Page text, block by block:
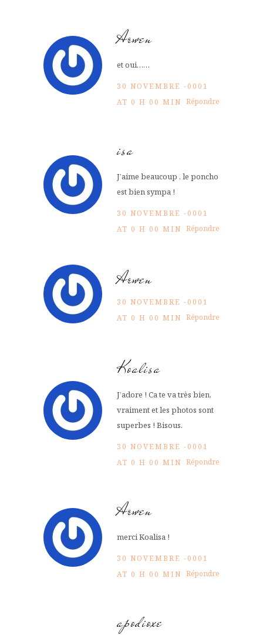
Arwen
et oui……
30 NOVEMBRE -0001
AT 0 H 00 MIN Répondre
isa
J’aime beaucoup , le poncho
est bien sympa !
30 NOVEMBRE -0001
AT 0 H 00 MIN Répondre
Arwen
30 NOVEMBRE -0001
AT 0 H 00 MIN Répondre
Koalisa
J’adore ! Ca te va très bien,
vraiment et les photos sont
superbes ! Bisous.
30 NOVEMBRE -0001
AT 0 H 00 MIN Répondre
Arwen
merci Koalisa !
30 NOVEMBRE -0001
AT 0 H 00 MIN Répondre
apodioxe